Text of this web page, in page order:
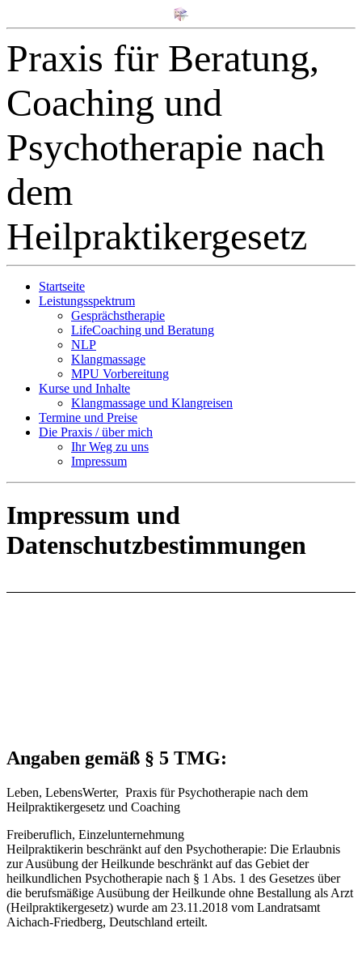
Praxis für Beratung,
Coaching und
Psychotherapie nach
dem
Heilpraktikergesetz
Startseite
Leistungsspektrum
Gesprächstherapie
LifeCoaching und Beratung
NLP
Klangmassage
MPU Vorbereitung
Kurse und Inhalte
Klangmassage und Klangreisen
Termine und Preise
Die Praxis / über mich
Ihr Weg zu uns
Impressum
Impressum und
Datenschutzbestimmungen
Angaben gemäß § 5 TMG:
Leben, LebensWerter, Praxis für Psychotherapie nach dem
Heilpraktikergesetz und Coaching
Freiberuflich, Einzelunternehmung
Heilpraktikerin beschränkt auf den Psychotherapie: Die Erlaubnis
zur Ausübung der Heilkunde beschränkt auf das Gebiet der
heilkundlichen Psychotherapie nach § 1 Abs. 1 des Gesetzes über
die berufsmäßige Ausübung der Heilkunde ohne Bestallung als Arzt
(Heilpraktikergesetz) wurde am 23.11.2018 vom Landratsamt
Aichach-Friedberg, Deutschland erteilt.